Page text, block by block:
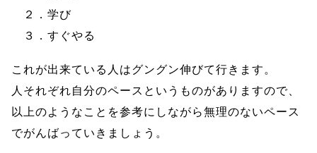
２．学び
３．すぐやる
これが出来ている人はグングン伸びて行きます。
人それぞれ自分のペースというものがありますので、
以上のようなことを参考にしながら無理のないペース
でがんばっていきましょう。